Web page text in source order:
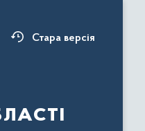
Стара версія